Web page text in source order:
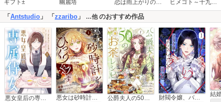
ギフト± 幽麗塔 恋は雨上がりのように ヒメゴト～十九歳の制服～
「 Antstudio 」 「 zzaribo 」 …他のおすすめ作品
悪女皇后の専属侍女 悪女は砂時計をひっくり返す 財閥令嬢、バッドエンドを回避する